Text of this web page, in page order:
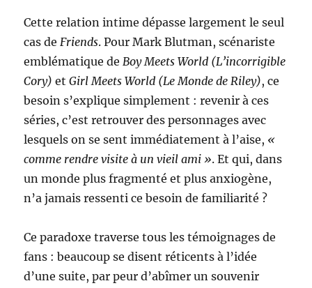
Cette relation intime dépasse largement le seul
cas deFriends. Pour Mark Blutman, scénariste
emblématique deBoy Meets World (L’incorrigible
Cory) etGirl Meets World (Le Monde de Riley), ce
besoin s’explique simplement : revenir à ces
séries, c’est retrouver des personnages avec
lesquels on se sent immédiatement à l’aise, «
comme rendre visite à un vieil ami ». Et qui, dans
un monde plus fragmenté et plus anxiogène,
n’a jamais ressenti ce besoin de familiarité ?
Ce paradoxe traverse tous les témoignages de
fans : beaucoup se disent réticents à l’idée
d’une suite, par peur d’abîmer un souvenir